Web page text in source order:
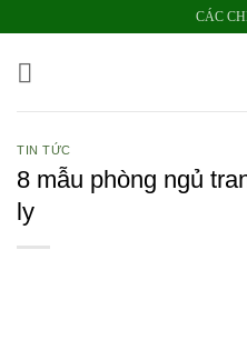
nội
CÁC
TIN TỨC
8 mẫu phòng ngủ
ly